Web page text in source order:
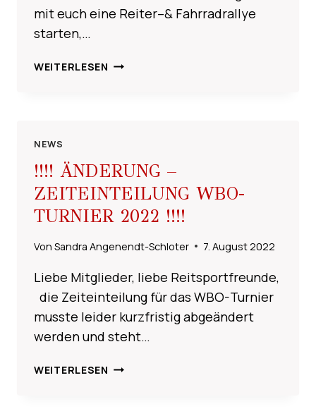
mit euch eine Reiter–& Fahrradrallye
starten,…
WEITERLESEN REITER-
NEWS
!!!! ÄNDERUNG –
ZEITEINTEILUNG WBO-
TURNIER 2022 !!!!
Von Sandra Angenendt-Schloter 7. August 2022
Liebe Mitglieder, liebe Reitsportfreunde,
die Zeiteinteilung für das WBO-Turnier
musste leider kurzfristig abgeändert
werden und steht…
WEITERLESEN !!!!